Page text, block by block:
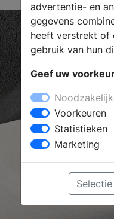
advertentie- en
gegevens
heeft verstrekt of
gebruik van hun
Geef uw
Voorkeuren
Statistieken
Marketing